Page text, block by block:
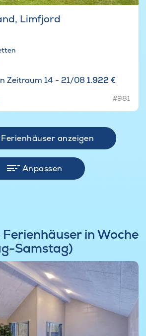
Limfjord
Zeitraum 14 - 21/081.922 €
#981
anzeigen
Anpassen
in Woche
Samstag)